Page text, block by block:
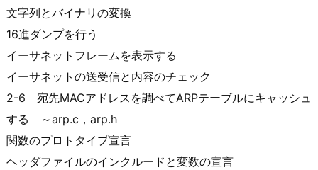
文字列とバイナリの変換
16進ダンプを行う
イーサネットフレームを表示する
イーサネットの送受信と内容のチェック
2-6 宛先MACアドレスを調べてARPテーブルにキャッシュ
する ～arp.c，arp.h
関数のプロトタイプ宣言
ヘッダファイルのインクルードと変数の宣言